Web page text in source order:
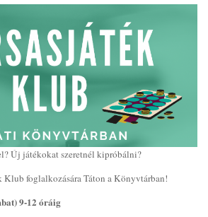
Új játékokat szeretnél kipróbálni?
Klub foglalkozására Táton a Könyvtárban!
9-12 óráig